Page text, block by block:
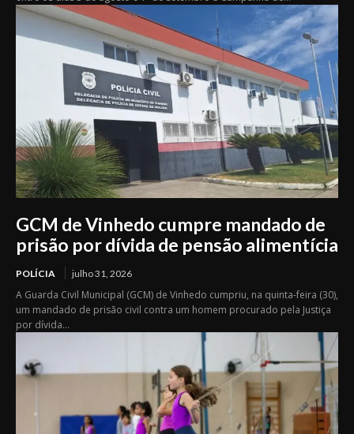
GCM de Vinhedo cumpre mandado de
prisão por dívida de pensão alimentícia
POLÍCIA julho 31, 2026
A Guarda Civil Municipal (GCM) de Vinhedo cumpriu, na quinta-feira (30),
um mandado de prisão civil contra um homem procurado pela Justiça
por dívida...